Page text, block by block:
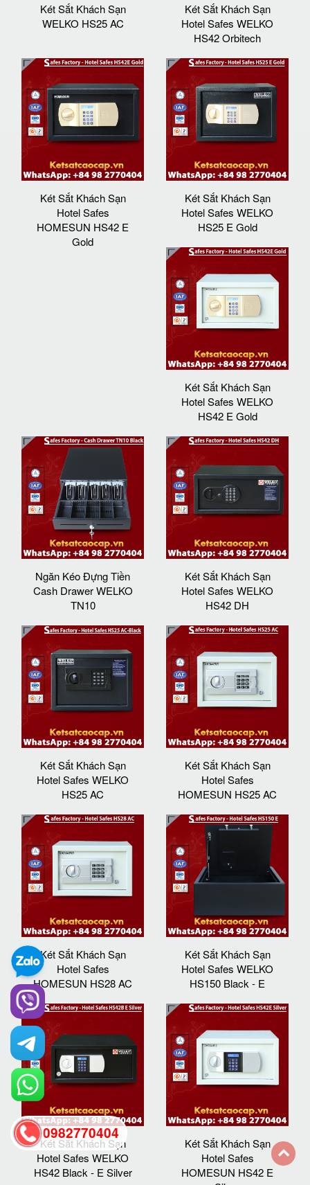
Két Sắt Khách Sạn
WELKO HS25 AC
Két Sắt Khách Sạn
Hotel Safes WELKO
HS42 Orbitech
Két Sắt Khách Sạn
Hotel Safes
HOMESUN HS42 E
Gold
Két Sắt Khách Sạn
Hotel Safes WELKO
HS25 E Gold
Két Sắt Khách Sạn
Hotel Safes WELKO
HS42 E Gold
Ngăn Kéo Đựng Tiền
Cash Drawer WELKO
TN10
Két Sắt Khách Sạn
Hotel Safes WELKO
HS42 DH
Két Sắt Khách Sạn
Hotel Safes WELKO
HS25 AC
Két Sắt Khách Sạn
Hotel Safes
HOMESUN HS25 AC
Két Sắt Khách Sạn
Hotel Safes
HOMESUN HS28 AC
Két Sắt Khách Sạn
Hotel Safes WELKO
HS150 Black - E
Két Sắt Khách Sạn
Hotel Safes WELKO
HS42 Black - E Silver
Két Sắt Khách Sạn
Hotel Safes
HOMESUN HS42 E
0982770404
back